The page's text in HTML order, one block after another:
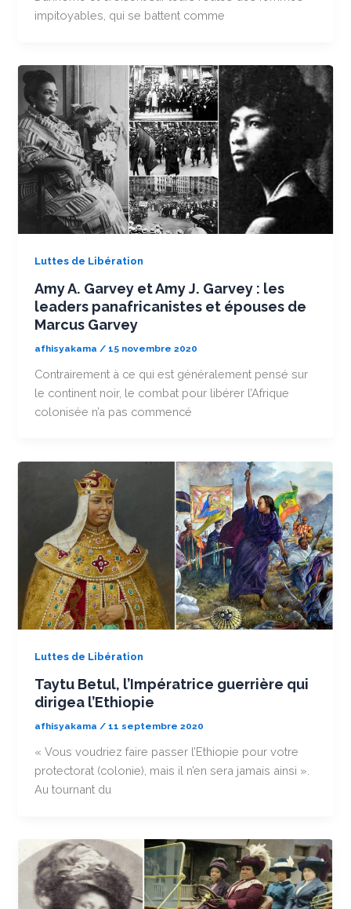
impitoyables, qui se battent comme
Luttes de Libération
Amy A. Garvey et Amy J. Garvey : les
leaders panafricanistes et épouses de
Marcus Garvey
afhisyakama /15 novembre 2020
Contrairement à ce qui est généralement pensé sur
le continent noir, le combat pour libérer l’Afrique
colonisée n’a pas commencé
Luttes de Libération
Taytu Betul, l’Impératrice guerrière qui
dirigea l’Ethiopie
afhisyakama/11 septembre 2020
« Vous voudriez faire passer l’Ethiopie pour votre
protectorat (colonie), mais il n’en sera jamais ainsi ».
Au tournant du